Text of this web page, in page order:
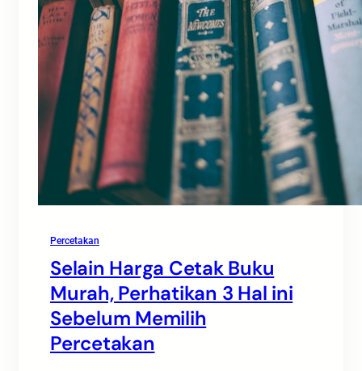
Percetakan
Selain Harga Cetak Buku
Murah, Perhatikan 3 Hal ini
Sebelum Memilih
Percetakan